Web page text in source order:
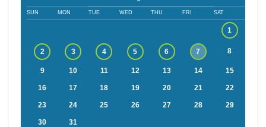
SUN MON TUE WED THU FRI SAT
1
2 3 4 5 6 7 8
9 10 11 12 13 14 15
16 17 18 19 20 21 22
23 24 25 26 27 28 29
30 31